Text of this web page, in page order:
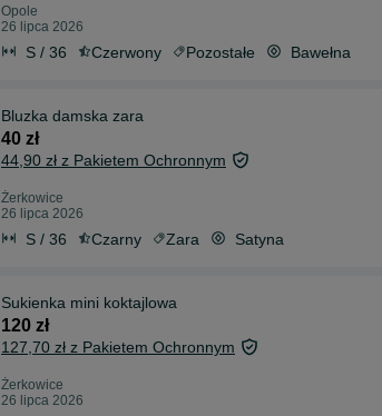
Opole
26 lipca 2026
S / 36 Czerwony Pozostałe Bawełna
Bluzka damska zara
40 zł
44,90 zł z Pakietem Ochronnym
Żerkowice
26 lipca 2026
S / 36 Czarny Zara Satyna
Sukienka mini koktajlowa
120 zł
127,70 zł z Pakietem Ochronnym
Żerkowice
26 lipca 2026